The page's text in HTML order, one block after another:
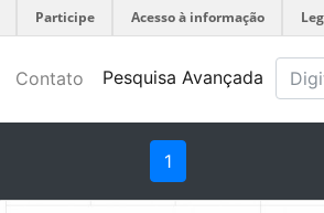
Participe Acesso à informação
Contato Pesquisa Avançada
1